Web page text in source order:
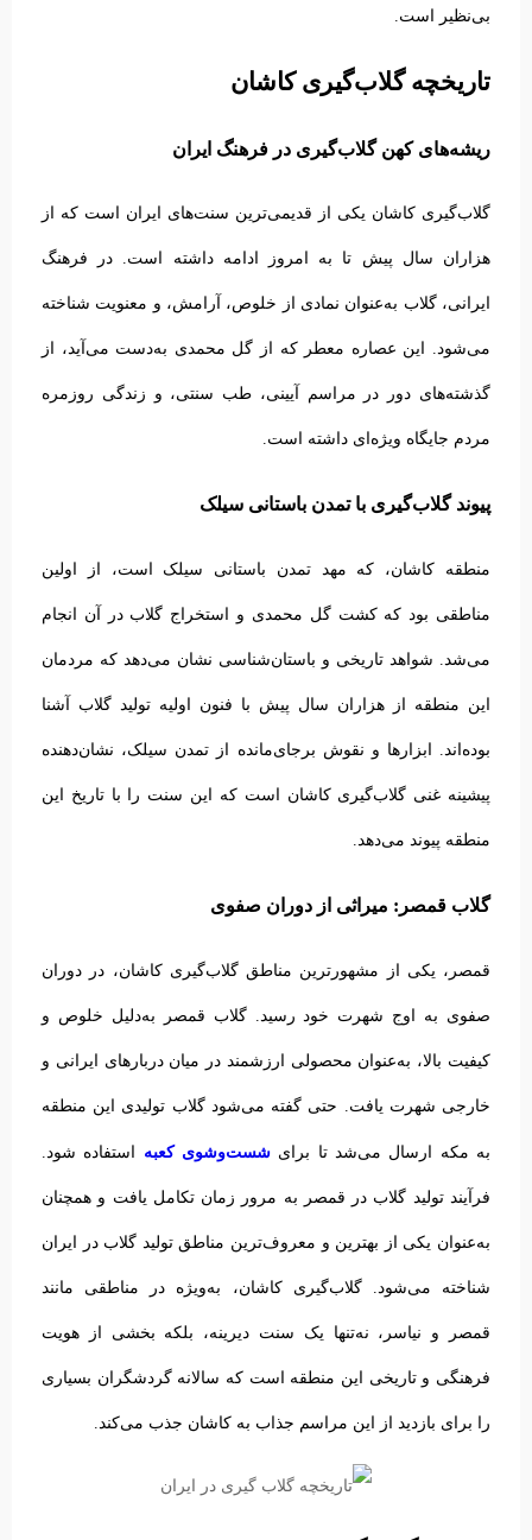
بی‌نظیر است.
تاریخچه گلاب‌گیری کاشان
ریشه‌های کهن گلاب‌گیری در فرهنگ ایران
گلاب‌گیری کاشان یکی از قدیمی‌ترین سنت‌های ایران است که از
هزاران سال پیش تا به امروز ادامه داشته است. در فرهنگ
ایرانی، گلاب به‌عنوان نمادی از خلوص، آرامش، و معنویت شناخته
می‌شود. این عصاره معطر که از گل محمدی به‌دست می‌آید، از
گذشته‌های دور در مراسم آیینی، طب سنتی، و زندگی روزمره
مردم جایگاه ویژه‌ای داشته است.
پیوند گلاب‌گیری با تمدن باستانی سیلک
منطقه کاشان، که مهد تمدن باستانی سیلک است، از اولین
مناطقی بود که کشت گل محمدی و استخراج گلاب در آن انجام
می‌شد. شواهد تاریخی و باستان‌شناسی نشان می‌دهد که مردمان
این منطقه از هزاران سال پیش با فنون اولیه تولید گلاب آشنا
بوده‌اند. ابزارها و نقوش برجای‌مانده از تمدن سیلک، نشان‌دهنده
پیشینه غنی گلاب‌گیری کاشان است که این سنت را با تاریخ این
منطقه پیوند می‌دهد.
گلاب قمصر: میراثی از دوران صفوی
قمصر، یکی از مشهورترین مناطق گلاب‌گیری کاشان، در دوران
صفوی به اوج شهرت خود رسید. گلاب قمصر به‌دلیل خلوص و
کیفیت بالا، به‌عنوان محصولی ارزشمند در میان دربارهای ایرانی و
خارجی شهرت یافت. حتی گفته می‌شود گلاب تولیدی این منطقه
به مکه ارسال می‌شد تا برای شست‌وشوی کعبه استفاده شود.
فرآیند تولید گلاب در قمصر به مرور زمان تکامل یافت و همچنان
به‌عنوان یکی از بهترین و معروف‌ترین مناطق تولید گلاب در ایران
شناخته می‌شود.گلاب‌گیری کاشان، به‌ویژه در مناطقی مانند
قمصر و نیاسر، نه‌تنها یک سنت دیرینه، بلکه بخشی از هویت
فرهنگی و تاریخی این منطقه است که سالانه گردشگران بسیاری
را برای بازدید از این مراسم جذاب به کاشان جذب می‌کند.